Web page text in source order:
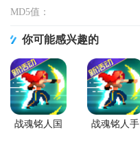
MD5值：
你可能感兴趣的
战魂铭人国
战魂铭人手